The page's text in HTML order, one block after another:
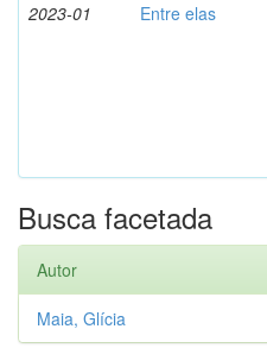
2023-01 Entre elas
Busca facetada
Autor
Maia, Glícia